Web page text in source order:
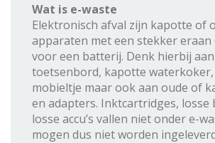
Wat is e-waste
Elektronisch afval zijn kapotte of
apparaten met een stekker
voor een batterij. Denk hierbij
toetsenbord, kapotte
mobieltje maar ook aan oude of
en adapters. Inktcartridges, losse
losse accu’s vallen niet onder e-
mogen dus niet worden